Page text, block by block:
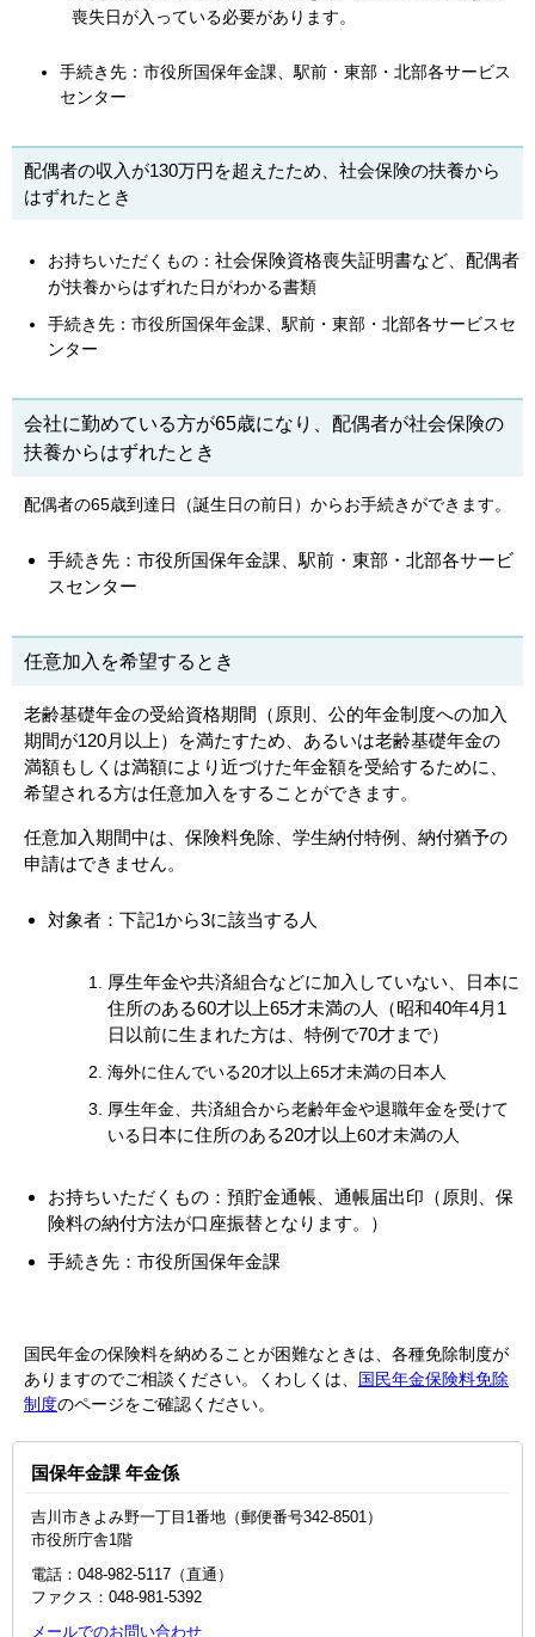
喪失日が入っている必要があります。
手続き先：市役所国保年金課、駅前・東部・北部各サービス
センター
配偶者の収入が130万円を超えたため、社会保険の扶養から
はずれたとき
お持ちいただくもの： 社会保険資格喪失証明書など、配偶者
が扶養からはずれた日がわかる書類
手続き先：市役所国保年金課、駅前・東部・北部各サービスセ
ンター
会社に勤めている方が65歳になり、配偶者が社会保険の
扶養からはずれたとき
配偶者の65歳到達日（誕生日の前日）からお手続きができます。
手続き先：市役所国保年金課、駅前・東部・北部各サービ
スセンター
任意加入を希望するとき
老齢基礎年金の受給資格期間（原則、公的年金制度への加入
期間が120月以上）を満たすため、あるいは老齢基礎年金の
満額もしくは満額により近づけた年金額を受給するために、
希望される方は任意加入をすることができます。
任意加入期間中は、保険料免除、学生納付特例、納付猶予の
申請はできません。
対象者：下記1から3に該当する人
厚生年金や共済組合などに加入していない、日本に
住所のある60才以上65才未満の人（昭和40年4月1
日以前に生まれた方は、特例で70才まで）
海外に住んでいる20才以上65才未満の日本人
厚生年金、共済組合から老齢年金や退職年金を受けて
いる日本に住所のある20才以上60才未満の人
お持ちいただくもの：預貯金通帳、通帳届出印（ 原則、保
険料の納付方法が口座振替となります。）
手続き先：市役所国保年金課
国民年金の保険料を納めることが困難なときは、各種免除制度が
ありますのでご相談ください。くわしくは、 国民年金保険料免除
制度のページをご確認ください。
国保年金課 年金係
吉川市きよみ野一丁目1番地（郵便番号342-8501）
市役所庁舎1階
電話：048-982-5117（直通）
ファクス：048‐981‐5392
メールでのお問い合わせ